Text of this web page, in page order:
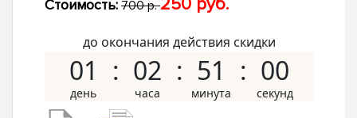
Стоимость: 700 р.250 руб.
до окончания действия скидки
01 02 50 59